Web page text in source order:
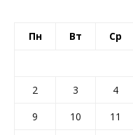
Пн Вт Ср
2
3 4
9
10 11